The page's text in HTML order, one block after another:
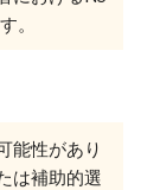
。
能性があり
は補助的選